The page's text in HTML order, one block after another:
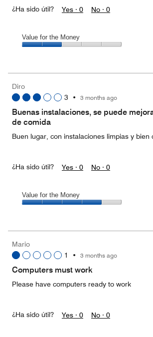
¿Ha sido útil? Yes · 0 No · 0
Value for the Money
2
out
Diro
3 • 3 months ago
Buenas instalaciones, se puede
de comida
Buen lugar, con instalaciones limpias y bien
¿Ha sido útil? Yes · 0 No · 0
Value for the Money
4
out
Mario
1
• 3 months ago
Computers must work
Please have computers ready to work
¿Ha sido útil? Yes · 0 No · 0